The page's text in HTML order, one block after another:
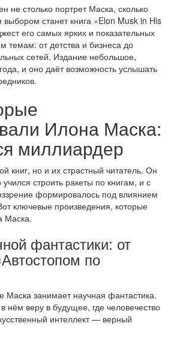
не столько портрет Маска, сколько
станет книга «Elon Musk in His
его самых ярких и показательных
темам: от детства и бизнеса до
сетей. Издание небольшое,
и оно даёт возможность услышать
Илона Маска:
миллиардер
книг, но и их страстный читатель. Он
учился строить ракеты по книгам, и с
формировалось под влиянием
ключевые произведения, которые
Маска.
фантастики: от
по
Маска занимает научная фантастика.
нём веру в будущее, где человечество
интеллект — верный